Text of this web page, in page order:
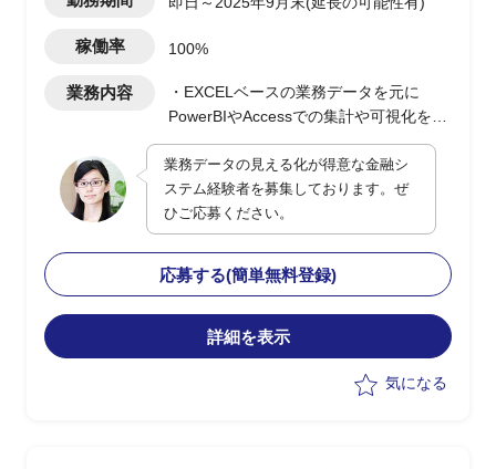
稼働率 100%
業務内容
・EXCELベースの業務データを元に
PowerBIやAccessでの集計や可視化を実
施(0.5人月)
・顧客PJの決裁/発注/契約などの各種手
続き支援(0.5人月)
業務データの見える化が得意な金融シ
ステム経験者を募集しております。ぜ
ひご応募ください。
応募する(簡単無料登録)
詳細を表示
気になる